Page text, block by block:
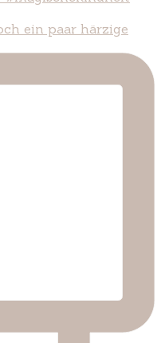
ein paar härzige